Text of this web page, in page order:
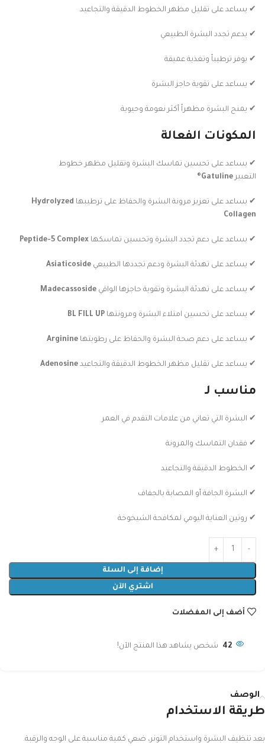
✔ يساعد على تقليل مظهر الخطوط الدقيقة والتجاعيد
✔ يدعم تجدد البشرة الطبيعي
✔ يوفر ترطيباً وتغذية عميقة
✔ يساعد على تقوية حاجز البشرة
✔ يمنح البشرة مظهراً أكثر نعومة وحيوية
المكونات الفعالة
✔ يساعد على تحسين تماسك البشرة وتقليل مظهر خطوط
التعبير Gatuline®
✔ يساعد على تعزيز مرونة البشرة والحفاظ على ترطيبها Hydrolyzed
Collagen
✔ يساعد على دعم تجدد البشرة وتحسين تماسكها Peptide-5 Complex
✔ يساعد على تهدئة البشرة ودعم تجددها الطبيعي Asiaticoside
✔ يساعد على تهدئة البشرة وتقوية حاجزها الواقي Madecassoside
✔ يساعد على تحسين امتلاء البشرة ومرونتها BL FILL UP
✔ يساعد على دعم صحة البشرة والحفاظ على رطوبتها Arginine
✔ يساعد على تقليل مظهر الخطوط الدقيقة والتجاعيد Adenosine
مناسب لـ
✔ البشرة التي تعاني من علامات التقدم في العمر
✔ فقدان التماسك والمرونة
✔ الخطوط الدقيقة والتجاعيد
✔ البشرة الجافة أو المصابة بالجفاف
✔ روتين العناية اليومي لمكافحة الشيخوخة
إضافة إلى السلة
اشتري الآن
أضف إلى المفضلات
42 شخص يشاهد هذا المنتج الآن!
الوصف
طريقة الاستخدام
بعد تنظيف البشرة واستخدام التونر، ضعي كمية مناسبة على الوجه والرقبة.